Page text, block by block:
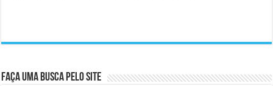
Faça uma busca pelo Site